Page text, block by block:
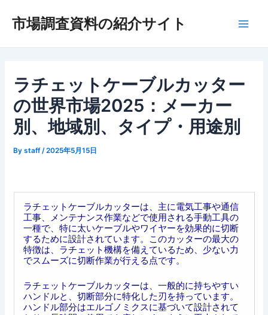
市場調査資料の紹介サイト
ラチェットケーブルカッター
の世界市場2025：メーカー
別、地域別、タイプ・用途別
Bystaff /2025年5月15日
ラチェットケーブルカッターは、主に電気工事や通信
工事、メンテナンス作業などで使用される手動工具の
一種で、特に太いケーブルやワイヤーを効果的に切断
するために設計されています。このカッターの最大の
特徴は、ラチェット機構を備えているため、少ない力
でスムーズに切断作業が行える点です。
ラチェットケーブルカッターは、一般的に持ちやすい
ハンドルと、切断部分に特化した刃を持っています。
ハンドル部分はエルゴノミクスに基づいて設計されて